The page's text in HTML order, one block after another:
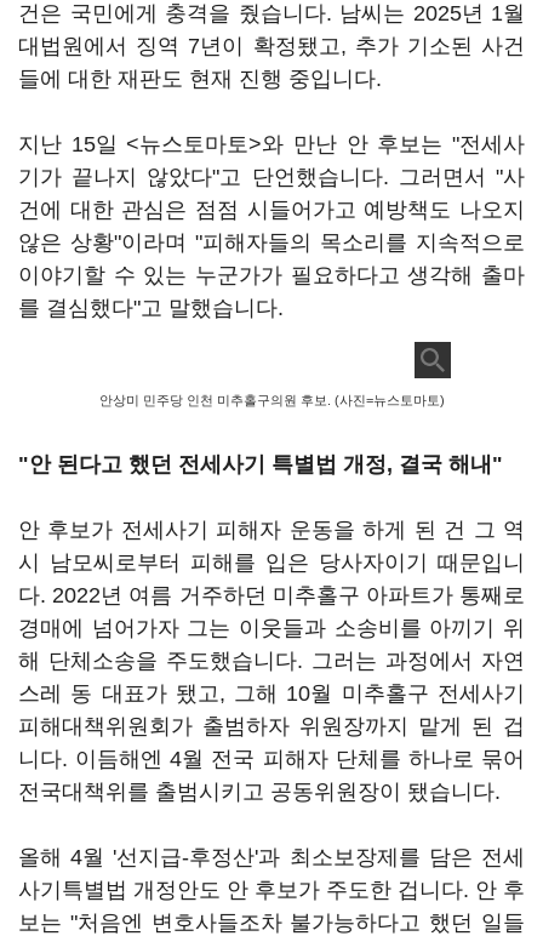
건은 국민에게 충격을 줬습니다. 남씨는 2025년 1월
대법원에서 징역 7년이 확정됐고, 추가 기소된 사건
들에 대한 재판도 현재 진행 중입니다.
지난 15일 <뉴스토마토>와 만난 안 후보는 "전세사
기가 끝나지 않았다"고 단언했습니다. 그러면서 "사
건에 대한 관심은 점점 시들어가고 예방책도 나오지
않은 상황"이라며 "피해자들의 목소리를 지속적으로
이야기할 수 있는 누군가가 필요하다고 생각해 출마
를 결심했다"고 말했습니다.
안상미 민주당 인천 미추홀구의원 후보. (사진=뉴스토마토)
"안 된다고 했던 전세사기 특별법 개정, 결국 해내"
안 후보가 전세사기 피해자 운동을 하게 된 건 그 역
시 남모씨로부터 피해를 입은 당사자이기 때문입니
다. 2022년 여름 거주하던 미추홀구 아파트가 통째로
경매에 넘어가자 그는 이웃들과 소송비를 아끼기 위
해 단체소송을 주도했습니다. 그러는 과정에서 자연
스레 동 대표가 됐고, 그해 10월 미추홀구 전세사기
피해대책위원회가 출범하자 위원장까지 맡게 된 겁
니다. 이듬해엔 4월 전국 피해자 단체를 하나로 묶어
전국대책위를 출범시키고 공동위원장이 됐습니다.
올해 4월 '선지급-후정산'과 최소보장제를 담은 전세
사기특별법 개정안도 안 후보가 주도한 겁니다. 안 후
보는 "처음엔 변호사들조차 불가능하다고 했던 일들